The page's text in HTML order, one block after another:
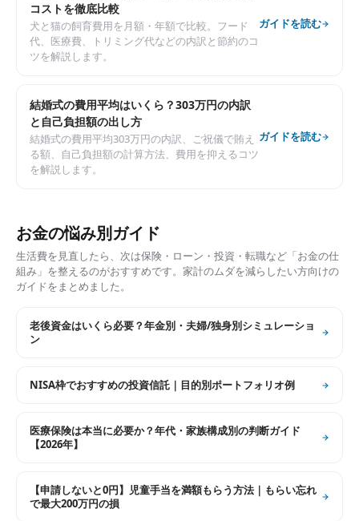
コストを徹底比較
犬と猫の飼育費用を月額・年額で比較。フード
代、医療費、トリミング代などの内訳と節約のコ
ツを解説します。
ガイドを読む
結婚式の費用平均はいくら？303万円の内訳
と自己負担額の出し方
結婚式の費用平均303万円の内訳、ご祝儀で賄え
る額、自己負担額の計算方法、費用を抑えるコツ
を解説します。
ガイドを読む
お金の悩み別ガイド
生活費を見直したら、次は保険・ローン・投資・転職など「お金の仕
組み」を整えるのがおすすめです。家計のムダを減らしたい方向けの
ガイドをまとめました。
老後資金はいくら必要？年金別・夫婦/独身別シミュレーショ
ン
NISA枠でおすすめの投資信託｜目的別ポートフォリオ例
医療保険は本当に必要か？年代・家族構成別の判断ガイド
【2026年】
【申請しないと0円】児童手当を満額もらう方法｜もらい忘れ
で最大200万円の損